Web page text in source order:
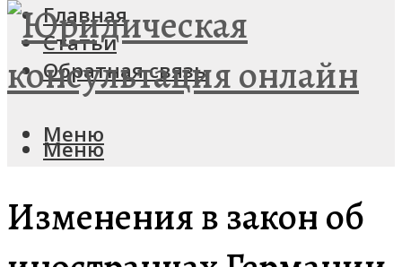
Главная
Статьи
Обратная связь
Меню
Меню
Изменения в закон об